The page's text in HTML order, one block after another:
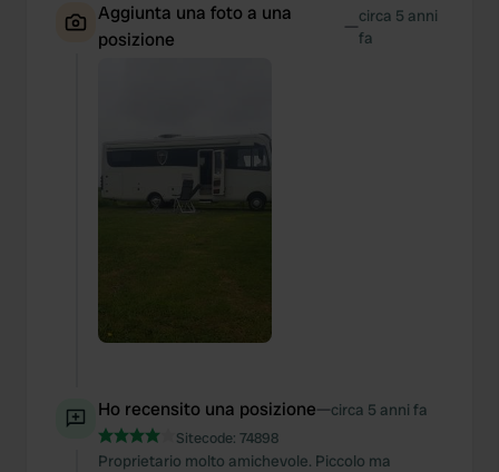
provided to them or that they’ve collected from your use
of their services.
Aggiunta una foto a una
posizione
—circa 5 anni
fa
Ho recensito una posizione—circa 5 anni fa
Sitecode: 74898
Proprietario molto amichevole. Piccolo ma